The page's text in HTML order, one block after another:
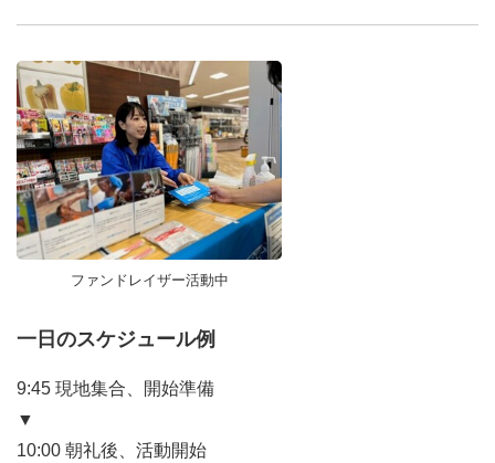
ファンドレイザー活動中
一日のスケジュール例
9:45 現地集合、開始準備
▼
10:00 朝礼後、活動開始